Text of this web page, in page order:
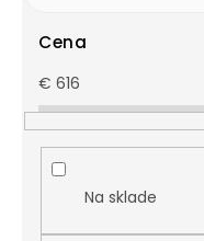
Cena
€ 616
Na sklade